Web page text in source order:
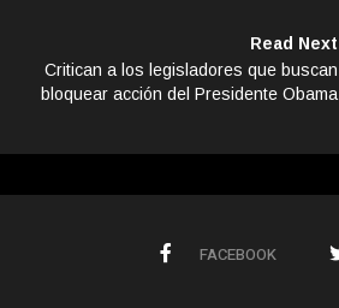
Read Next
Critican a los legisladores que buscan
bloquear acción del Presidente Obama
FACEBOOK